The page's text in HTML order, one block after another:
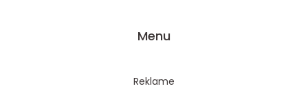
Menu
Reklame